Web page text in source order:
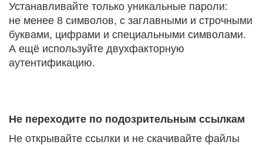
Устанавливайте только уникальные пароли:
не менее 8 символов, с заглавными и строчными
буквами, цифрами и специальными символами.
А ещё используйте двухфакторную
аутентификацию.
Не переходите по подозрительным ссылкам
Не открывайте ссылки и не скачивайте файлы